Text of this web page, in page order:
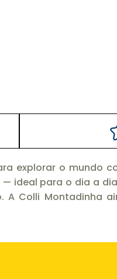
explorar o mundo
ideal para o dia a
Colli Montadinha